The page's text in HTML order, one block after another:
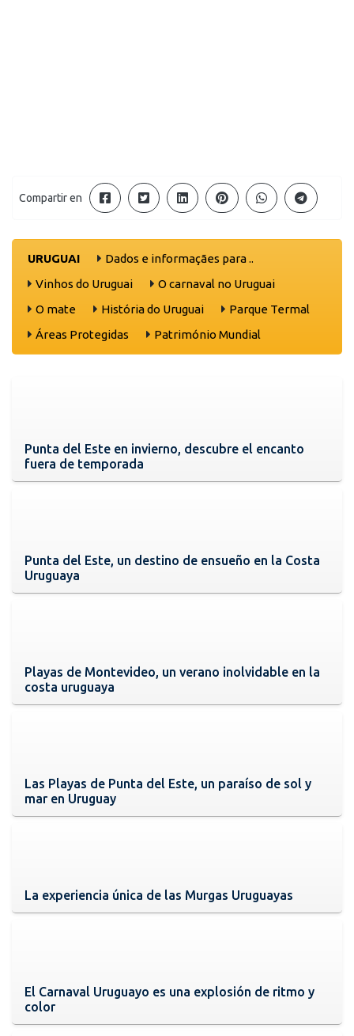
Compartir en
URUGUAI
Dados e informaçães para ..
Vinhos do Uruguai
O carnaval no Uruguai
O mate
História do Uruguai
Parque Termal
Áreas Protegidas
Património Mundial
Punta del Este en invierno, descubre el encanto
fuera de temporada
Punta del Este, un destino de ensueño en la Costa
Uruguaya
Playas de Montevideo, un verano inolvidable en la
costa uruguaya
Las Playas de Punta del Este, un paraíso de sol y
mar en Uruguay
La experiencia única de las Murgas Uruguayas
El Carnaval Uruguayo es una explosión de ritmo y
color